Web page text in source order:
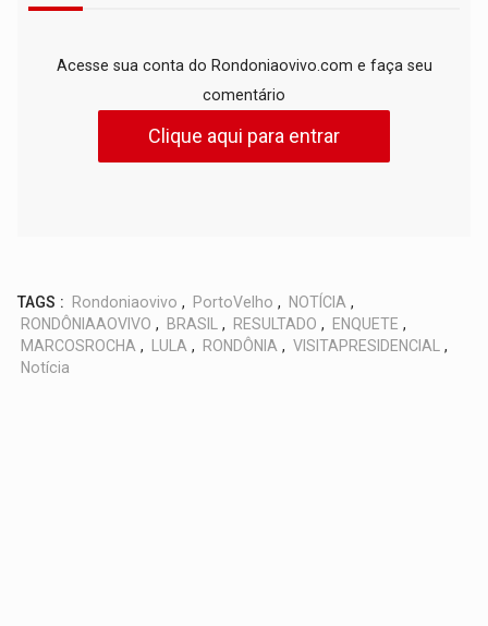
Acesse sua conta do Rondoniaovivo.com e faça seu
comentário
Clique aqui para entrar
TAGS : Rondoniaovivo , PortoVelho , NOTÍCIA ,
RONDÔNIAAOVIVO , BRASIL , RESULTADO , ENQUETE ,
MARCOSROCHA , LULA , RONDÔNIA , VISITAPRESIDENCIAL ,
Notícia